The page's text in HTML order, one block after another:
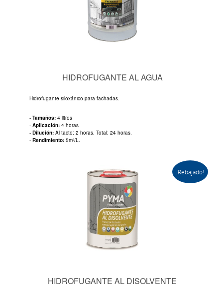
HIDROFUGANTE AL AGUA
Hidrofugante siloxánico para fachadas.
- Tamaños: 4 litros
- Aplicación: 4 horas
- Dilución: Al tacto: 2 horas. Total: 24 horas.
- Rendimiento: 5m²/L.
¡Rebajado!
HIDROFUGANTE AL DISOLVENTE